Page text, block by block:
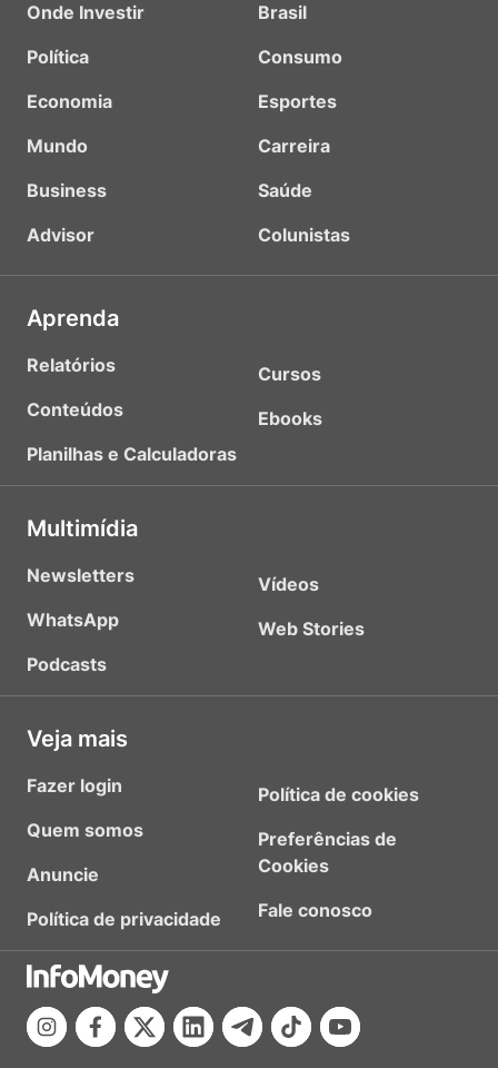
Onde Investir
Política
Economia
Mundo
Business
Advisor
Brasil
Consumo
Esportes
Carreira
Saúde
Colunistas
Aprenda
Relatórios
Conteúdos
Planilhas e Calculadoras
Cursos
Ebooks
Multimídia
Newsletters
WhatsApp
Podcasts
Vídeos
Web Stories
Veja mais
Fazer login
Quem somos
Anuncie
Política de privacidade
Política de cookies
Preferências de
Cookies
Fale conosco